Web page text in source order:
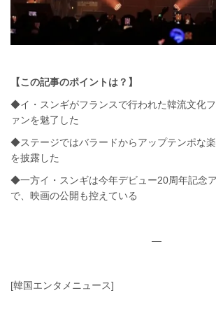
【この記事のポイントは？】
◆イ・スンギがフランスで行われた韓流文化
ァンを魅了した
◆ステージではバラードからアップテンポな
を披露した
◆一方イ・スンギは今年デビュー20周年記念
で、映画の公開も控えている
—
[韓国エンタメニュース]